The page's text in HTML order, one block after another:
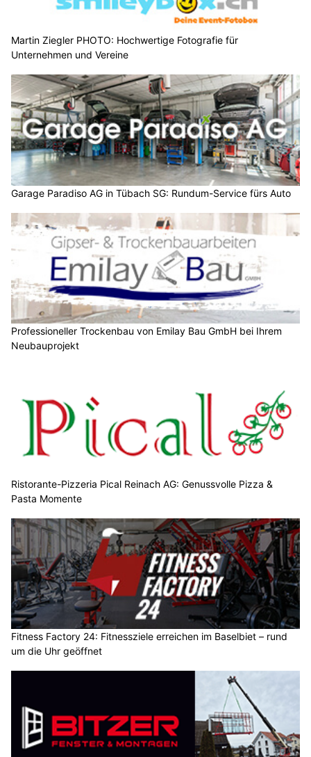
Martin Ziegler PHOTO: Hochwertige Fotografie für
Unternehmen und Vereine
Garage Paradiso AG in Tübach SG: Rundum-Service fürs Auto
Professioneller Trockenbau von Emilay Bau GmbH bei Ihrem
Neubauprojekt
Ristorante-Pizzeria Pical Reinach AG: Genussvolle Pizza &
Pasta Momente
Fitness Factory 24: Fitnessziele erreichen im Baselbiet – rund
um die Uhr geöffnet